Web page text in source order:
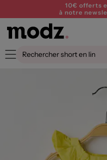
10€ offerts
à notre